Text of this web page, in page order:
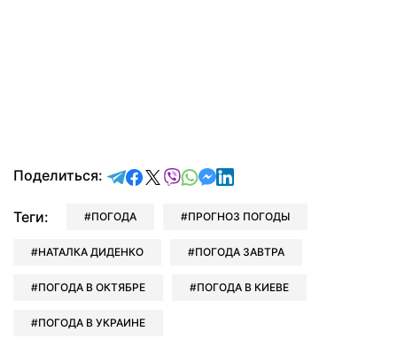
Поделиться: отправить в Telegram
поделиться в Facebook
поделиться в X
отправить в Viber
отправить в Whatsapp
отправить в Messenger
отправить в LinkedIn
Теги: ПОГОДА ПРОГНОЗ ПОГОДЫ
НАТАЛКА ДИДЕНКО ПОГОДА ЗАВТРА
ПОГОДА В ОКТЯБРЕ ПОГОДА В КИЕВЕ
ПОГОДА В УКРАИНЕ